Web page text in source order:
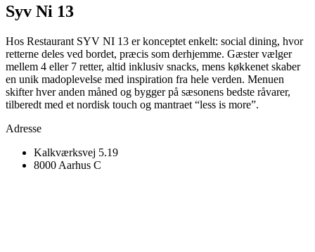
Syv Ni 13
Hos Restaurant SYV NI 13 er konceptet enkelt: social dining, hvor
retterne deles ved bordet, præcis som derhjemme. Gæster vælger
mellem 4 eller 7 retter, altid inklusiv snacks, mens køkkenet skaber
en unik madoplevelse med inspiration fra hele verden. Menuen
skifter hver anden måned og bygger på sæsonens bedste råvarer,
tilberedt med et nordisk touch og mantraet “less is more”.
Adresse
Kalkværksvej 5.19
8000 Aarhus C